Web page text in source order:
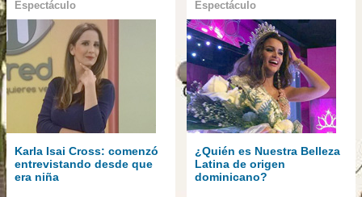
Espectáculo
Karla Isai Cross: comenzó
entrevistando desde que
era niña
Espectáculo
¿Quién es Nuestra Belleza
Latina de origen
dominicano?